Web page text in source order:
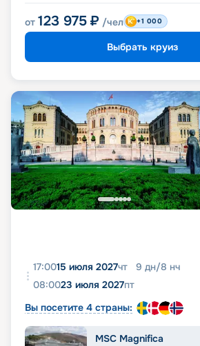
от 123 975 ₽ /чел +1 000
Выбрать круиз
17:0015 июля 2027чт 9 дн/8 нч
08:0023 июля 2027пт
Вы посетите 4 страны:
MSC Magnifica